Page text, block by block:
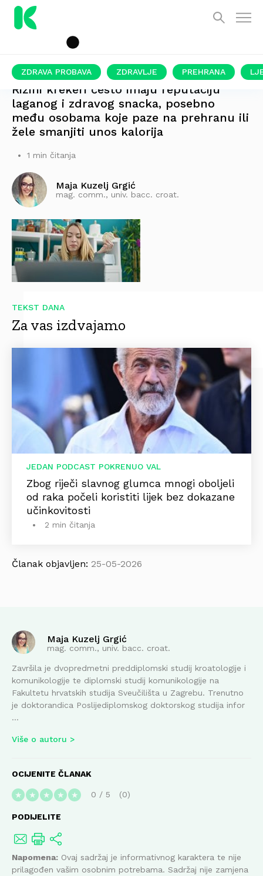
ZDRAVA PROBAVA ZDRAVLJE PREHRANA
Rižini krekeri često imaju reputaciju
laganog i zdravog snacka, posebno
među osobama koje paze na prehranu ili
žele smanjiti unos kalorija
1 min čitanja
Maja Kuzelj Grgić
mag. comm., univ. bacc. croat.
TEKST DANA
Za vas izdvajamo
JEDAN PODCAST POKRENUO VAL
Zbog riječi slavnog glumca mnogi oboljeli
od raka počeli koristiti lijek bez dokazane
učinkovitosti
2 min čitanja
Članak objavljen: 25-05-2026
Maja Kuzelj Grgić
mag. comm., univ. bacc. croat.
Završila je dvopredmetni preddiplomski studij kroatologije i
komunikologije te diplomski studij komunikologije na
Fakultetu hrvatskih studija Sveučilišta u Zagrebu. Trenutno
je doktorandica Poslijediplomskog doktorskog studija infor
...
Više o autoru
OCIJENITE ČLANAK
★ ★ ★ ★ ★ 0 / 5 0
PODIJELITE
Napomena: Ovaj sadržaj je informativnog karaktera te nije
prilagođen vašim osobnim potrebama. Sadržaj nije zamjena